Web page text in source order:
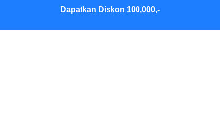
Dapatkan Diskon 100,000,-